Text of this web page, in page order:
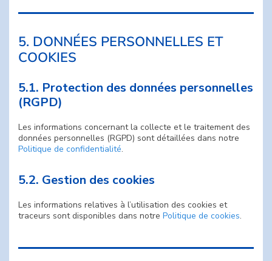
5. DONNÉES PERSONNELLES ET
COOKIES
5.1. Protection des données personnelles
(RGPD)
Les informations concernant la collecte et le traitement des
données personnelles (RGPD) sont détaillées dans notre
Politique de confidentialité.
5.2. Gestion des cookies
Les informations relatives à l’utilisation des cookies et
traceurs sont disponibles dans notre Politique de cookies.